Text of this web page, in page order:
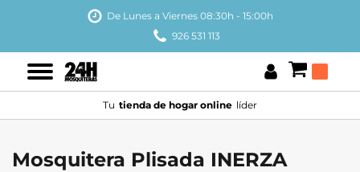
De Lunes a Viernes 08:30h - 15:00h
926 531 113
Tu tienda de hogar online líder
Mosquitera Plisada INERZA